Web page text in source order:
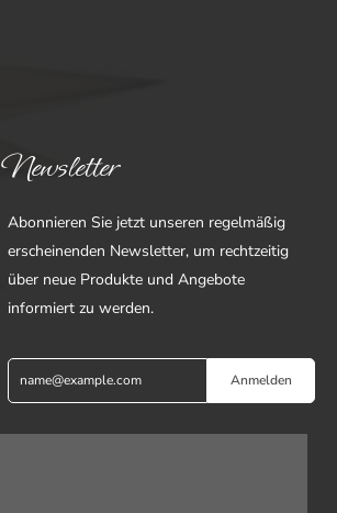
Newsletter
Abonnieren Sie jetzt unseren regelmäßig
erscheinenden Newsletter, um rechtzeitig
über neue Produkte und Angebote
informiert zu werden.
Anmelden